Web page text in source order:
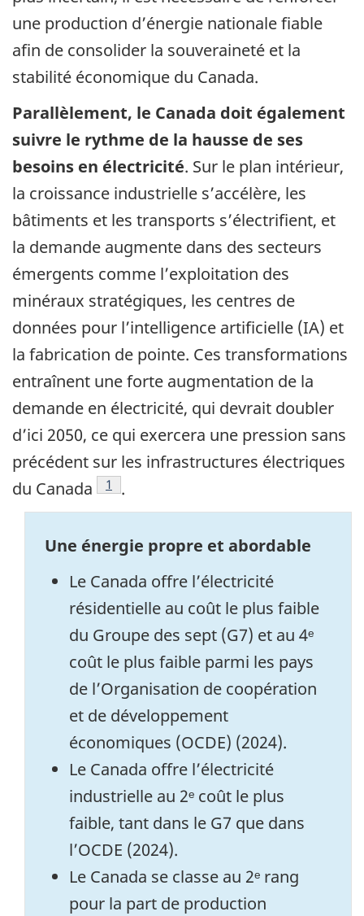
une production d’énergie nationale fiable
afin de consolider la souveraineté et la
stabilité économique du Canada.
Parallèlement, le Canada doit également
suivre le rythme de la hausse de ses
besoins en électricité. Sur le plan intérieur,
la croissance industrielle s’accélère, les
bâtiments et les transports s’électrifient, et
la demande augmente dans des secteurs
émergents comme l’exploitation des
minéraux stratégiques, les centres de
données pour l’intelligence artificielle (IA) et
la fabrication de pointe. Ces transformations
entraînent une forte augmentation de la
demande en électricité, qui devrait doubler
d’ici 2050, ce qui exercera une pression sans
précédent sur les infrastructures électriques
du Canada
Footnote
1 .
Une énergie propre et abordable
Le Canada offre l’électricité
résidentielle au coût le plus faible
du Groupe des sept (G7) et au 4ᵉ
coût le plus faible parmi les pays
de l’Organisation de coopération
et de développement
économiques (OCDE) (2024).
Le Canada offre l’électricité
industrielle au 2ᵉ coût le plus
faible, tant dans le G7 que dans
l’OCDE (2024).
Le Canada se classe au 2ᵉ rang
pour la part de production